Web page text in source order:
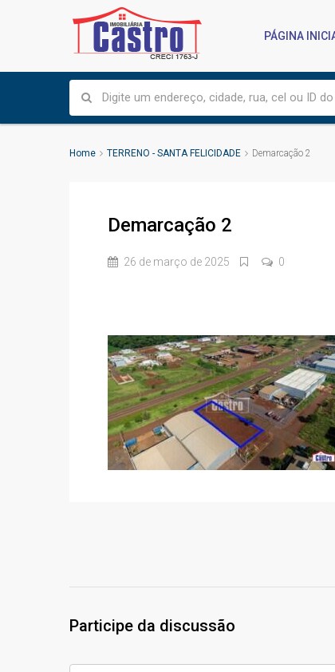
PÁGINA
Home TERRENO - SANTA FELICIDADE Demarcação 2
Demarcação 2
26 de março de 2025 0
Participe da discussão